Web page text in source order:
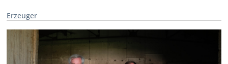
Erzeuger